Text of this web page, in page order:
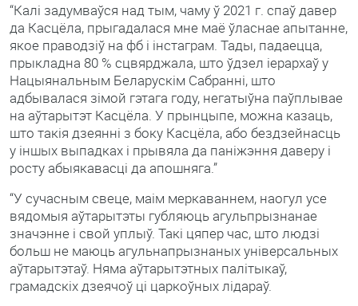
“Калі задумваўся над тым, чаму ў 2021 г. спаў давер
да Касцёла, прыгадалася мне маё ўласнае апытанне,
якое праводзіў на фб і інстаграм. Тады, падаецца,
прыкладна 80 % сцвярджала, што ўдзел іерархаў у
Нацыянальным Беларускім Сабранні, што
адбывалася зімой гэтага году, негатыўна паўплывае
на аўтарытэт Касцёла. У прынцыпе, можна казаць,
што такія дзеянні з боку Касцёла, або бездзейнасць
у іншых выпадках і прывяла да паніжэння даверу і
росту абыякавасці да апошняга.”
“У сучасным свеце, маім меркаваннем, наогул усе
вядомыя аўтарытэты губляюць агульпрызнанае
значэнне і свой уплыў. Такі цяпер час, што людзі
больш не маюць агульнапрызнаных універсальных
аўтарытэтаў. Няма аўтарытэтных палітыкаў,
грамадскіх дзеячоў ці царкоўных лідараў.